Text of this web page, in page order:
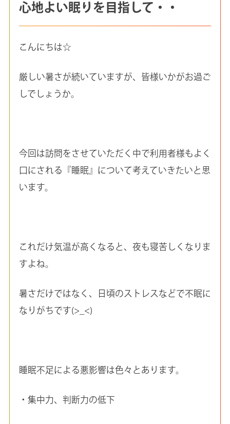
心地よい眠りを目指して・・
こんにちは☆
厳しい暑さが続いていますが、皆様いかがお過ご
しでしょうか。
今回は訪問をさせていただく中で利用者様もよく
口にされる『睡眠』について考えていきたいと思
います。
これだけ気温が高くなると、夜も寝苦しくなりま
すよね。
暑さだけではなく、日頃のストレスなどで不眠に
なりがちです(>_<)
睡眠不足による悪影響は色々とあります。
・集中力、判断力の低下